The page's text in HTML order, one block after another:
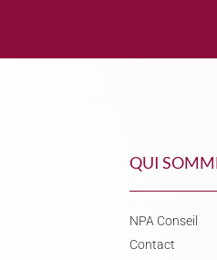
QUI
NPA Conseil
Contact